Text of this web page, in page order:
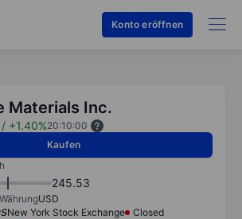
Konto eröffnen
Materials Inc.
/ +1.40%20:10:00
Kaufen
245.53
WährungUSD
New York Stock Exchange
Closed